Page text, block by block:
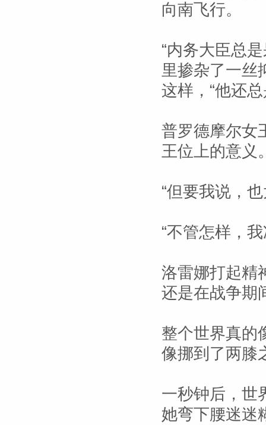
向南飞行。
“内务大臣总
里掺杂了一丝
这样，“他还
普罗德摩尔女
王位上的意义
“但要我说，
“不管怎样，
洛雷娜打起精
还是在战争期
整个世界真的
像挪到了两膝
一秒钟后，世
她弯下腰迷迷